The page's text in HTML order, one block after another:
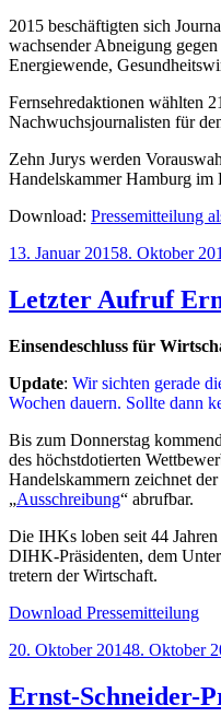
2015 beschäftigten sich
wachsender Abneigung
Energiewende,
Fernsehredaktionen wählten
Nachwuchsjournalisten für
Zehn Jurys werden
Handelskammer Hamburg im
Download: Pressemitteilung
Veröffentlicht
13. Januar 20158. Oktober
Letzter Aufruf
Einsendeschluss für
Update: Wir sichten gerade
Wochen dauern. Sollte dann
Bis zum Donnerstag
des höchstdotier­ten
Handels­kammern zeichnet
„Ausschreibung“ abrufbar.
Die IHKs loben seit 44
DIHK-Präsiden­ten, dem
tretern der Wirt­schaft.
Download Pressemitteilung
Veröffentlicht
20. Oktober 20148. Oktober
Ernst-Schneider-